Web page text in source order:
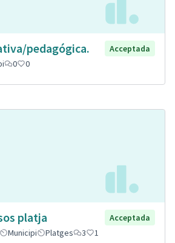
pedagógica.
Acceptada
0 0
platja
Acceptada
Municipi Platges 3 1